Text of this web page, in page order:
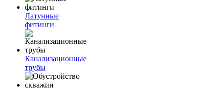
Латунные
фитинги
Канализационные
трубы